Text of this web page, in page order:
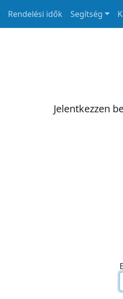
Rendelési idők Segítség
Jelentkezzen